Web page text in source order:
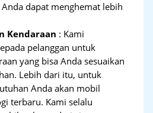
Anda dapat menghemat lebih
Kendaraan : Kami
pelanggan untuk
yang bisa Anda sesuaikan
Lebih dari itu, untuk
Anda akan mobil
terbaru. Kami selalu